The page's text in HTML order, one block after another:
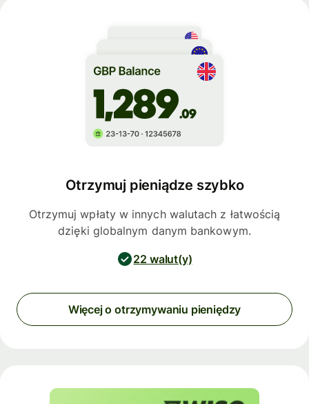
Otrzymuj pieniądze szybko
Otrzymuj wpłaty w innych walutach z łatwością
dzięki globalnym danym bankowym.
22 walut(y)
Więcej o otrzymywaniu pieniędzy